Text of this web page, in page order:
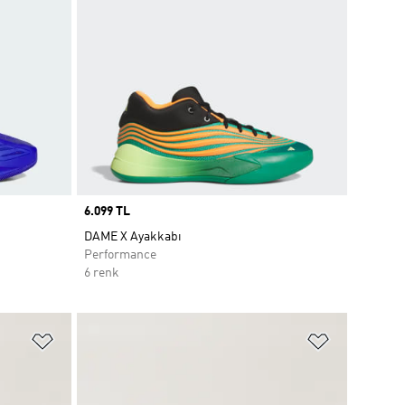
Price
6.099 TL
DAME X Ayakkabı
Performance
6 renk